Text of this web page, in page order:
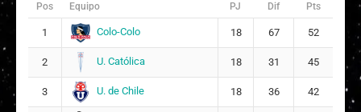
C Catalina Muñoz Baltodano
E Emely Amparo Saavedra Leiva
18
Pos Equipo PJ Dif Pts
1 Colo-Colo 18 67 52
2 U. Católica 18 31 45
3 U. de Chile 18 36 42